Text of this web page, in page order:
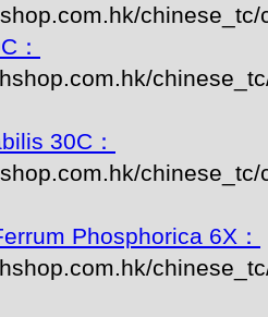
：
30C：
Phosphorica 6X：